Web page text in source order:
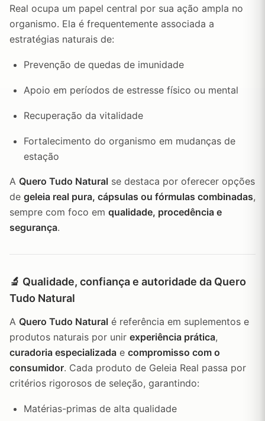
Real ocupa um papel central por sua ação ampla no
organismo. Ela é frequentemente associada a
estratégias naturais de:
Prevenção de quedas de imunidade
Apoio em períodos de estresse físico ou mental
Recuperação da vitalidade
Fortalecimento do organismo em mudanças de
estação
A Quero Tudo Natural se destaca por oferecer opções
de geleia real pura, cápsulas ou fórmulas combinadas,
sempre com foco em qualidade, procedência e
segurança.
🔬 Qualidade, confiança e autoridade da Quero
Tudo Natural
A Quero Tudo Natural é referência em suplementos e
produtos naturais por unir experiência prática,
curadoria especializada e compromisso com o
consumidor. Cada produto de Geleia Real passa por
critérios rigorosos de seleção, garantindo:
Matérias-primas de alta qualidade